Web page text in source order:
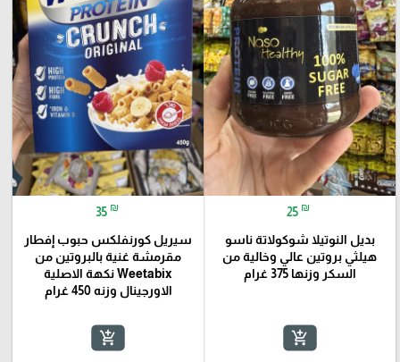
25 ₪
بديل النوتيلا شوكولاتة ناسو
هيلثي بروتين عالي وخالية من
السكر وزنها 375 غرام
add_shopping_cart
35 ₪
سيريل كورنفلكس حبوب إفطار
مقرمشة غنية بالبروتين من
Weetabix نكهة الاصلية
الاورجينال وزنه 450 غرام
add_shopping_cart